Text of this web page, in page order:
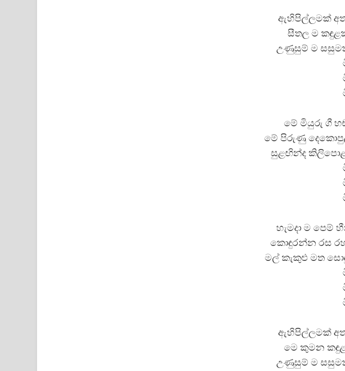
ඇහිපිල්ලමක්
සීතල ම
උණුසුම් ම
මේ මියුරු ගී
මේ පිරුණු
සුළඟින්ද
හැමදා ම පෙම්
කොඳුරන්න රස
මල් කැකුළු මත
ඇහිපිල්ලමක්
මෙ කුමන
උණුසුම් ම